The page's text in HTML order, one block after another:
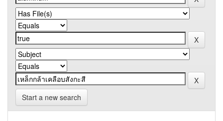
Start a new search